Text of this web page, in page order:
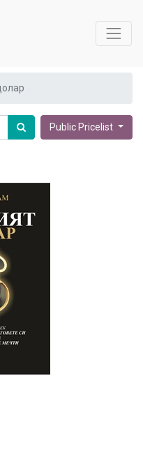
Public Pricelist